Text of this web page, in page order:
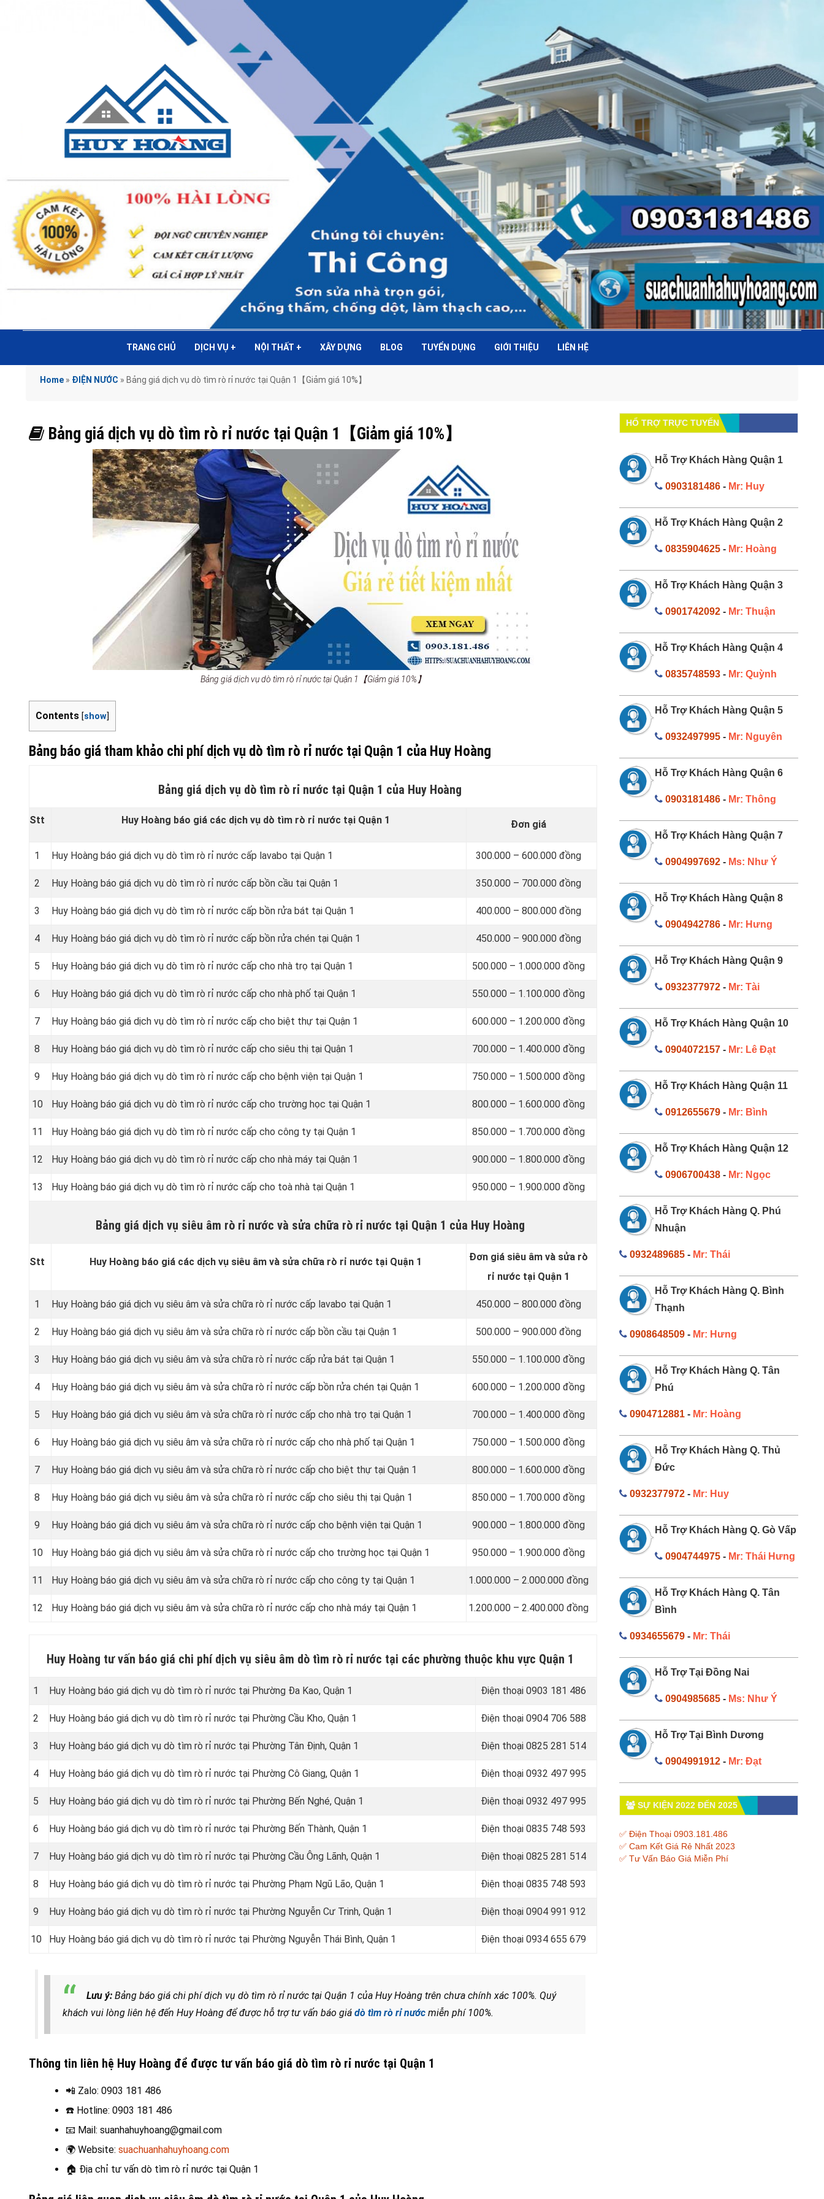
TRANG CHỦ DỊCH VỤ + NỘI THẤT + XÂY DỰNG BLOG TUYỂN DỤNG GIỚI THIỆU LIÊN HỆ
Home » ĐIỆN NƯỚC » Bảng giá dịch vụ dò tìm rò rỉ nước tại Quận 1【Giảm giá 10%】
Bảng giá dịch vụ dò tìm rò rỉ nước tại Quận 1【Giảm giá 10%】
Bảng giá dịch vụ dò tìm rò rỉ nước tại Quận 1【Giảm giá 10%】
Contents [show]
Bảng báo giá tham khảo chi phí dịch vụ dò tìm rò rỉ nước tại Quận 1 của Huy Hoàng
Bảng giá dịch vụ dò tìm rò rỉ nước tại Quận 1 của Huy Hoàng
Stt Huy Hoàng báo giá các dịch vụ dò tìm rò rỉ nước tại Quận 1 Đơn giá
1 Huy Hoàng báo giá dịch vụ dò tìm rò rỉ nước cấp lavabo tại Quận 1 300.000 – 600.000 đồng
2 Huy Hoàng báo giá dịch vụ dò tìm rò rỉ nước cấp bồn cầu tại Quận 1 350.000 – 700.000 đồng
3 Huy Hoàng báo giá dịch vụ dò tìm rò rỉ nước cấp bồn rửa bát tại Quận 1 400.000 – 800.000 đồng
4 Huy Hoàng báo giá dịch vụ dò tìm rò rỉ nước cấp bồn rửa chén tại Quận 1 450.000 – 900.000 đồng
5 Huy Hoàng báo giá dịch vụ dò tìm rò rỉ nước cấp cho nhà trọ tại Quận 1 500.000 – 1.000.000 đồng
6 Huy Hoàng báo giá dịch vụ dò tìm rò rỉ nước cấp cho nhà phố tại Quận 1 550.000 – 1.100.000 đồng
7 Huy Hoàng báo giá dịch vụ dò tìm rò rỉ nước cấp cho biệt thự tại Quận 1 600.000 – 1.200.000 đồng
8 Huy Hoàng báo giá dịch vụ dò tìm rò rỉ nước cấp cho siêu thị tại Quận 1 700.000 – 1.400.000 đồng
9 Huy Hoàng báo giá dịch vụ dò tìm rò rỉ nước cấp cho bệnh viện tại Quận 1 750.000 – 1.500.000 đồng
10 Huy Hoàng báo giá dịch vụ dò tìm rò rỉ nước cấp cho trường học tại Quận 1 800.000 – 1.600.000 đồng
11 Huy Hoàng báo giá dịch vụ dò tìm rò rỉ nước cấp cho công ty tại Quận 1 850.000 – 1.700.000 đồng
12 Huy Hoàng báo giá dịch vụ dò tìm rò rỉ nước cấp cho nhà máy tại Quận 1 900.000 – 1.800.000 đồng
13 Huy Hoàng báo giá dịch vụ dò tìm rò rỉ nước cấp cho toà nhà tại Quận 1 950.000 – 1.900.000 đồng
Bảng giá dịch vụ siêu âm rò rỉ nước và sửa chữa rò rỉ nước tại Quận 1 của Huy Hoàng
Stt Huy Hoàng báo giá các dịch vụ siêu âm và sửa chữa rò rỉ nước tại Quận 1
Đơn giá siêu âm và sửa rò
rỉ nước tại Quận 1
1 Huy Hoàng báo giá dịch vụ siêu âm và sửa chữa rò rỉ nước cấp lavabo tại Quận 1 450.000 – 800.000 đồng
2 Huy Hoàng báo giá dịch vụ siêu âm và sửa chữa rò rỉ nước cấp bồn cầu tại Quận 1 500.000 – 900.000 đồng
3 Huy Hoàng báo giá dịch vụ siêu âm và sửa chữa rò rỉ nước cấp rửa bát tại Quận 1 550.000 – 1.100.000 đồng
4 Huy Hoàng báo giá dịch vụ siêu âm và sửa chữa rò rỉ nước cấp bồn rửa chén tại Quận 1 600.000 – 1.200.000 đồng
5 Huy Hoàng báo giá dịch vụ siêu âm và sửa chữa rò rỉ nước cấp cho nhà trọ tại Quận 1 700.000 – 1.400.000 đồng
6 Huy Hoàng báo giá dịch vụ siêu âm và sửa chữa rò rỉ nước cấp cho nhà phố tại Quận 1 750.000 – 1.500.000 đồng
7 Huy Hoàng báo giá dịch vụ siêu âm và sửa chữa rò rỉ nước cấp cho biệt thự tại Quận 1 800.000 – 1.600.000 đồng
8 Huy Hoàng báo giá dịch vụ siêu âm và sửa chữa rò rỉ nước cấp cho siêu thị tại Quận 1 850.000 – 1.700.000 đồng
9 Huy Hoàng báo giá dịch vụ siêu âm và sửa chữa rò rỉ nước cấp cho bệnh viện tại Quận 1 900.000 – 1.800.000 đồng
10 Huy Hoàng báo giá dịch vụ siêu âm và sửa chữa rò rỉ nước cấp cho trường học tại Quận 1 950.000 – 1.900.000 đồng
11 Huy Hoàng báo giá dịch vụ siêu âm và sửa chữa rò rỉ nước cấp cho công ty tại Quận 1 1.000.000 – 2.000.000 đồng
12 Huy Hoàng báo giá dịch vụ siêu âm và sửa chữa rò rỉ nước cấp cho nhà máy tại Quận 1 1.200.000 – 2.400.000 đồng
Huy Hoàng tư vấn báo giá chi phí dịch vụ siêu âm dò tìm rò rỉ nước tại các phường thuộc khu vực Quận 1
1 Huy Hoàng báo giá dịch vụ dò tìm rò rỉ nước tại Phường Đa Kao, Quận 1 Điện thoại0903 181 486
2 Huy Hoàng báo giá dịch vụ dò tìm rò rỉ nước tại Phường Cầu Kho, Quận 1 Điện thoại0904 706 588
3 Huy Hoàng báo giá dịch vụ dò tìm rò rỉ nước tại Phường Tân Định, Quận 1 Điện thoại0825 281 514
4 Huy Hoàng báo giá dịch vụ dò tìm rò rỉ nước tại Phường Cô Giang, Quận 1 Điện thoại0932 497 995
5 Huy Hoàng báo giá dịch vụ dò tìm rò rỉ nước tại Phường Bến Nghé, Quận 1 Điện thoại0932 497 995
6 Huy Hoàng báo giá dịch vụ dò tìm rò rỉ nước tại Phường Bến Thành, Quận 1 Điện thoại0835 748 593
7 Huy Hoàng báo giá dịch vụ dò tìm rò rỉ nước tại Phường Cầu Ông Lãnh, Quận 1 Điện thoại0825 281 514
8 Huy Hoàng báo giá dịch vụ dò tìm rò rỉ nước tại Phường Phạm Ngũ Lão, Quận 1 Điện thoại0835 748 593
9 Huy Hoàng báo giá dịch vụ dò tìm rò rỉ nước tại Phường Nguyễn Cư Trinh, Quận 1 Điện thoại0904 991 912
10 Huy Hoàng báo giá dịch vụ dò tìm rò rỉ nước tại Phường Nguyễn Thái Bình, Quận 1 Điện thoại 0934 655 679
Lưu ý: Bảng báo giá chi phí dịch vụ dò tìm rò rỉ nước tại Quận 1 của Huy Hoàng trên chưa chính xác 100%. Quý
khách vui lòng liên hệ đến Huy Hoàng để được hỗ trợ tư vấn báo giá dò tìm rò rỉ nước miễn phí 100%.
Thông tin liên hệ Huy Hoàng để được tư vấn báo giá dò tìm rò rỉ nước tại Quận 1
📲 Zalo: 0903 181 486
☎️ Hotline: 0903 181 486
📧 Mail: suanhahuyhoang@gmail.com
🌍 Website: suachuanhahuyhoang.com
🏠 Địa chỉ tư vấn dò tìm rò rỉ nước tại Quận 1
HỔ TRỢ TRỰC TUYẾN
Hỗ Trợ Khách Hàng Quận 1
0903181486 - Mr: Huy
Hỗ Trợ Khách Hàng Quận 2
0835904625 - Mr: Hoàng
Hỗ Trợ Khách Hàng Quận 3
0901742092 - Mr: Thuận
Hỗ Trợ Khách Hàng Quận 4
0835748593 - Mr: Quỳnh
Hỗ Trợ Khách Hàng Quận 5
0932497995 - Mr: Nguyên
Hỗ Trợ Khách Hàng Quận 6
0903181486 - Mr: Thông
Hỗ Trợ Khách Hàng Quận 7
0904997692 - Ms: Như Ý
Hỗ Trợ Khách Hàng Quận 8
0904942786 - Mr: Hưng
Hỗ Trợ Khách Hàng Quận 9
0932377972 - Mr: Tài
Hỗ Trợ Khách Hàng Quận 10
0904072157 - Mr: Lê Đạt
Hỗ Trợ Khách Hàng Quận 11
0912655679 - Mr: Bình
Hỗ Trợ Khách Hàng Quận 12
0906700438 - Mr: Ngọc
Hỗ Trợ Khách Hàng Q. Phú
Nhuận
0932489685- Mr: Thái
Hỗ Trợ Khách Hàng Q. Bình
Thạnh
0908648509- Mr: Hưng
Hỗ Trợ Khách Hàng Q. Tân
Phú
0904712881- Mr: Hoàng
Hỗ Trợ Khách Hàng Q. Thủ
Đức
0932377972- Mr: Huy
Hỗ Trợ Khách Hàng Q. Gò Vấp
0904744975 - Mr: Thái Hưng
Hỗ Trợ Khách Hàng Q. Tân
Bình
0934655679- Mr: Thái
Hỗ Trợ Tại Đồng Nai
0904985685 - Ms: Như Ý
Hỗ Trợ Tại Bình Dương
0904991912 - Mr: Đạt
SỰ KIỆN 2022 ĐẾN 2025
✅ Điện Thoại 0903.181.486
✅ Cam Kết Giá Rẻ Nhất 2023
✅ Tư Vấn Báo Giá Miễn Phí